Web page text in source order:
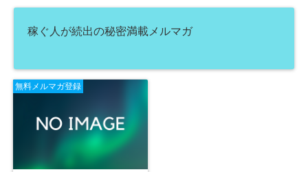
稼ぐ人が続出の秘密満載メルマガ
無料メルマガ登録